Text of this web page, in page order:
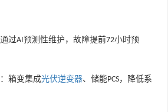
过AI预测性维护，故障提前72小时预
箱变集成光伏逆变器、储能PCS，降低系